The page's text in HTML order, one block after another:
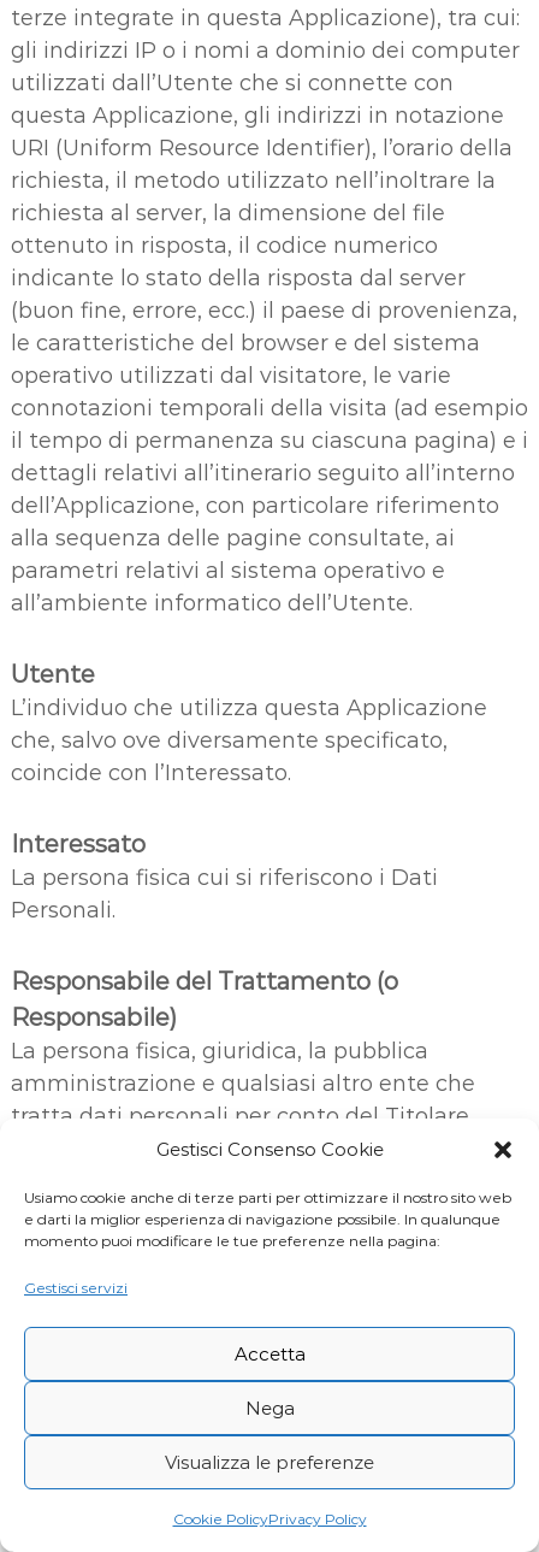
Gestisci Consenso Cookie
Usiamo cookie anche di terze parti per ottimizzare il nostro sito web
e darti la miglior esperienza di navigazione possibile. In qualunque
momento puoi modificare le tue preferenze nella pagina:
Gestisci servizi
Accetta
Nega
Visualizza le preferenze
Cookie PolicyPrivacy Policy
terze integrate in questa Applicazione), tra cui:
gli indirizzi IP o i nomi a dominio dei computer
utilizzati dall’Utente che si connette con
questa Applicazione, gli indirizzi in notazione
URI (Uniform Resource Identifier), l’orario della
richiesta, il metodo utilizzato nell’inoltrare la
richiesta al server, la dimensione del file
ottenuto in risposta, il codice numerico
indicante lo stato della risposta dal server
(buon fine, errore, ecc.) il paese di provenienza,
le caratteristiche del browser e del sistema
operativo utilizzati dal visitatore, le varie
connotazioni temporali della visita (ad esempio
il tempo di permanenza su ciascuna pagina) e i
dettagli relativi all’itinerario seguito all’interno
dell’Applicazione, con particolare riferimento
alla sequenza delle pagine consultate, ai
parametri relativi al sistema operativo e
all’ambiente informatico dell’Utente.
Utente
L’individuo che utilizza questa Applicazione
che, salvo ove diversamente specificato,
coincide con l’Interessato.
Interessato
La persona fisica cui si riferiscono i Dati
Personali.
Responsabile del Trattamento (o
Responsabile)
La persona fisica, giuridica, la pubblica
amministrazione e qualsiasi altro ente che
tratta dati personali per conto del Titolare,
secondo quanto esposto nella presente privacy
Titolare del Trattamento (o Titolare)
La persona fisica o giuridica, l’autorità pubblica,
o insieme ad altri, determina le finalità e i
mezzi del trattamento di dati personali e gli
strumenti adottati, ivi comprese le misure di
sicurezza relative al funzionamento ed alla
fruizione di questa Applicazione. Il Titolare del
Trattamento, salvo quanto diversamente
specificato, è il titolare di questa Applicazione.